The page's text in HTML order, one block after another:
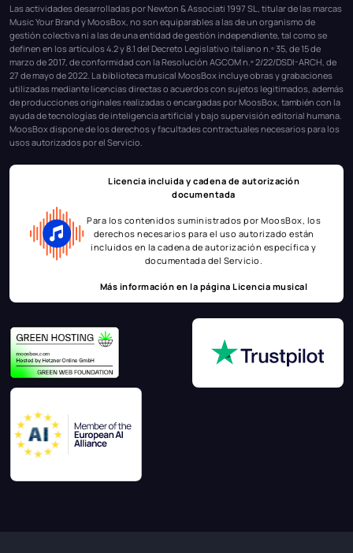
Las actividades desarrolladas por Newton & Associati 1997 SL, titular de las marcas
Music Your Brand y MoosBox, no son equiparables a las de un organismo de
gestión colectiva ni a las de una entidad de gestión independiente, tal como se
definen en los artículos 4.2 y 8.1 del Decreto Legislativo italiano n.º 35, de 15 de
marzo de 2017, de conformidad con la Resolución AGCOM n.º 2/22/DSDI-ARCH, de
27 de mayo de 2022. La biblioteca musical MoosBox incluye obras y grabaciones
utilizadas mediante licencias directas o acuerdos con sujetos legitimados, además
de producciones originales realizadas o encargadas por MoosBox, también con la
ayuda de tecnologías de inteligencia artificial y bajo supervisión editorial humana.
MoosBox dispone de los derechos y facultades contractuales necesarios para los
usos autorizados por el Servicio.
Licencia incluida y cadena de autorización
documentada
Para los contenidos suministrados por MoosBox, los
derechos necesarios para el uso autorizado están
incluidos en la cadena de autorización específica y
documentada del Servicio.
Más información en la páginaLicencia musical